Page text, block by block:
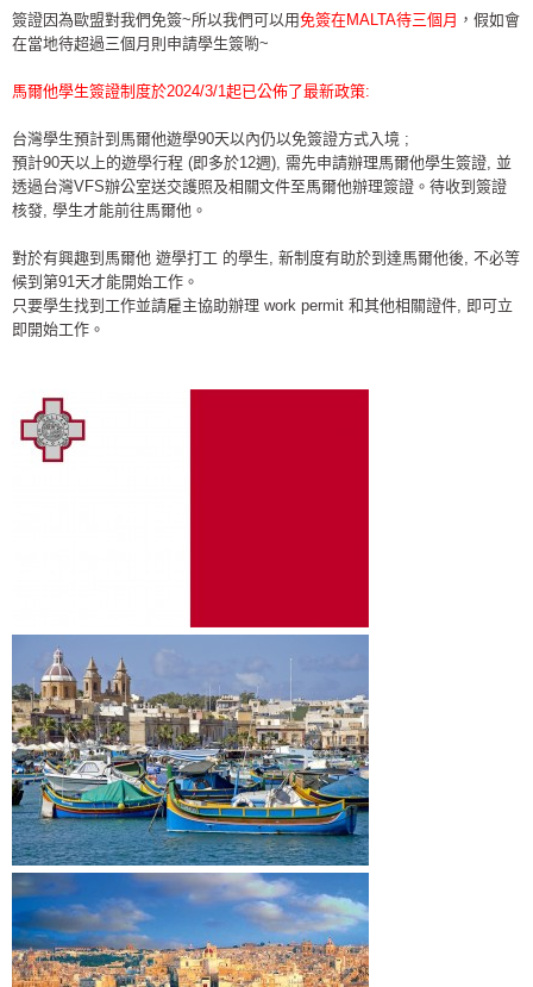
簽證因為歐盟對我們免簽~所以我們可以用免簽在MALTA待三個月 ，假如會
在當地待超過三個月則申請學生簽喲~
馬爾他學生簽證制度於2024/3/1 起已公佈了最新政策:
台灣學生預計到馬爾他遊學90天以內仍以免簽證方式入境 ;
預計90天以上的遊學行程 (即多於12週), 需先申請辦理馬爾他學生簽證 並
透過台灣VFS辦公室送交護照及相關文件至馬爾他辦理簽證。待收到簽證
核發 學生才能前往馬爾他。
對於有興趣到馬爾他 遊學打工 的學生, 新制度有助於到達馬爾他後, 不必等
候到第91天才能開始工作。
只要學生找到工作並請雇主協助辦理 work permit 和其他相關證件, 即可立
即開始工作。